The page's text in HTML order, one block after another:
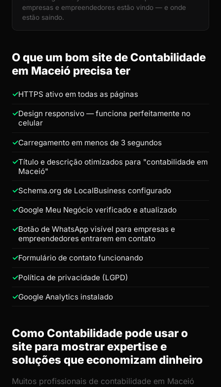
empresas e empreendedores estão vindo — e onde
estão saindo.
O que um bom site de Contabilidade
em Maceió precisa ter
HTTPS ativo em todas as páginas
Design responsivo — funciona perfeitamente no
celular
Carregamento em menos de 3 segundos
Título e descrição otimizados para "contabilidade em
Maceió"
Schema.org de LocalBusiness configurado
Google Meu Negócio verificado e atualizado
Botão de WhatsApp visível para empresas e
empreendedores entrarem em contato
Formulário de contato funcionando
Política de privacidade (LGPD)
Google Analytics instalado
Como Contabilidade pode usar o
site para mostrar expertise e
soluções que economizam dinheiro
Muitos profissionais de contabilidade em Maceió